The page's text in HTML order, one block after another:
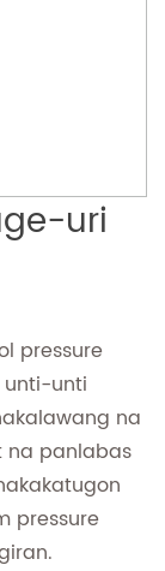
uri
pressure
unti
na
na panlabas
pressure